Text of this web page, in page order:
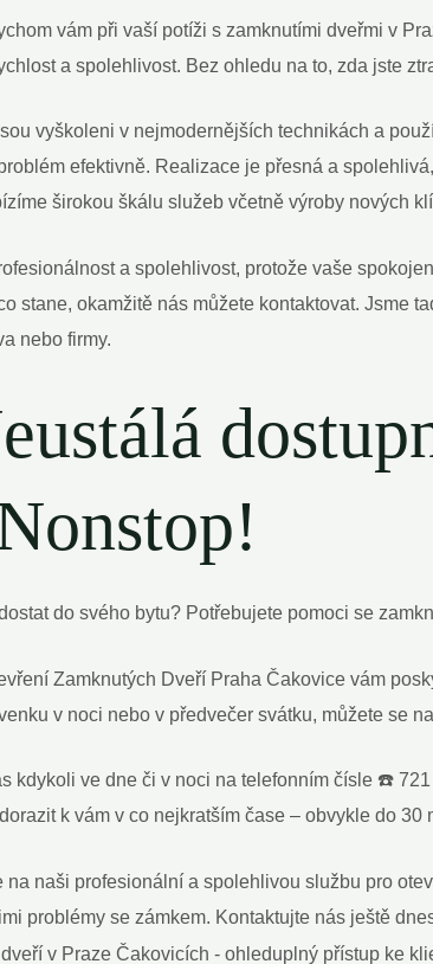
vám při vaší potíži s zamknutími dveřmi v
a spolehlivost. Bez ohledu na to, zda jste
vyškoleni v nejmodernějších technikách a
efektivně. Realizace je přesná a
širokou škálu služeb včetně výroby nových
a spolehlivost, protože vaše
stane, okamžitě nás můžete kontaktovat. Jsme
nebo firmy.
do svého bytu? Potřebujete pomoci se
Zamknutých Dveří Praha Čakovice vám
v noci nebo v předvečer svátku, můžete se
kdykoli ve dne či v noci na telefonním čísle ☎️
k vám v co nejkratším čase – obvykle do
na naši profesionální a spolehlivou službu pro
problémy se zámkem. Kontaktujte nás ještě